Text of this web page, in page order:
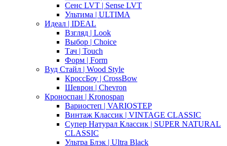
Сенс LVT | Sense LVT
Ультима | ULTIMA
Идеал | IDEAL
Взгляд | Look
Выбор | Choice
Тач | Touch
Форм | Form
Вуд Стайл | Wood Style
КроссБоу | CrossBow
Шеврон | Chevron
Кроноспан | Kronospan
Вариостеп | VARIOSTEP
Винтаж Классик | VINTAGE CLASSIC
Супер Натурал Классик | SUPER NATURAL
CLASSIC
Ультра Блэк | Ultra Black